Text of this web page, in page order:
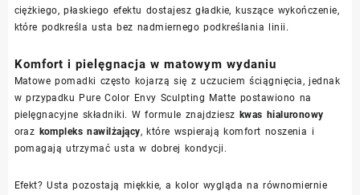
ciężkiego, płaskiego efektu dostajesz gładkie, kuszące wykończenie,
które podkreśla usta bez nadmiernego podkreślania linii.
Komfort i pielęgnacja w matowym wydaniu
Matowe pomadki często kojarzą się z uczuciem ściągnięcia, jednak
w przypadku Pure Color Envy Sculpting Matte postawiono na
pielęgnacyjne składniki. W formule znajdziesz kwas hialuronowy
oraz kompleks nawilżający, które wspierają komfort noszenia i
pomagają utrzymać usta w dobrej kondycji.
Efekt? Usta pozostają miękkie, a kolor wygląda na równomiernie